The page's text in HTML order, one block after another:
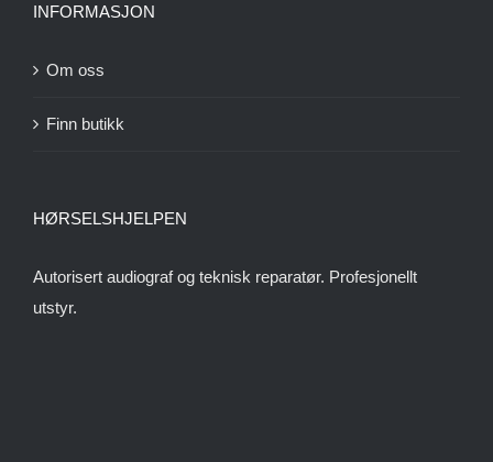
INFORMASJON
Om oss
Finn butikk
HØRSELSHJELPEN
Autorisert audiograf og teknisk reparatør. Profesjonellt
utstyr.